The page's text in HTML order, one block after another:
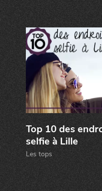
Top 10 des
selfie à Lille
Les tops